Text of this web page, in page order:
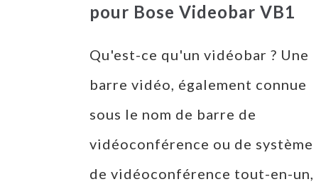
pour Bose Videobar VB1
Qu'est-ce qu'un vidéobar ? Une
barre vidéo, également connue
sous le nom de barre de
vidéoconférence ou de système
de vidéoconférence tout-en-un,